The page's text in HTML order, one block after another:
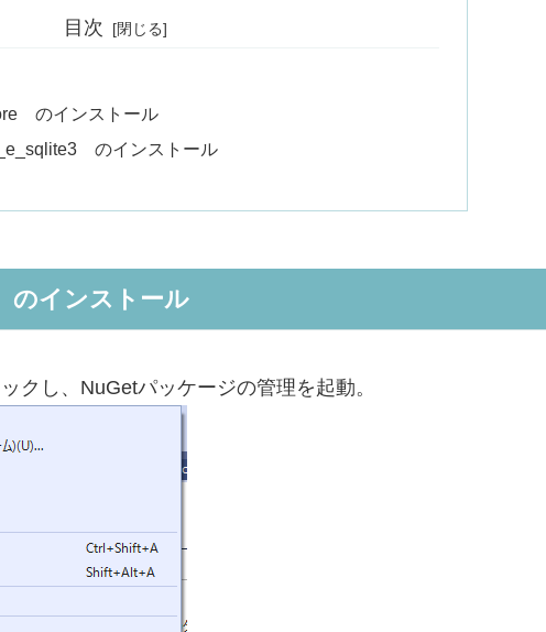
目次
のインストール
のインストール
インストール
クし、NuGetパッケージの管理を起動。